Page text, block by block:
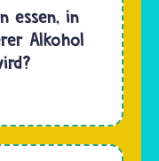
essen, in
Alkohol